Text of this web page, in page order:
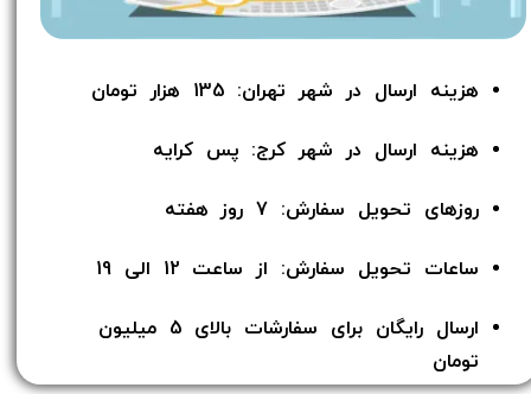
هزینه ارسال در شهر تهران: 135 هزار تومان
هزینه ارسال در شهر کرج: پس کرایه
روزهای تحویل سفارش: 7 روز هفته
ساعات تحویل سفارش: از ساعت 12 الی 19
ارسال رایگان برای سفارشات بالای 5 میلیون
تومان​​​​​​​